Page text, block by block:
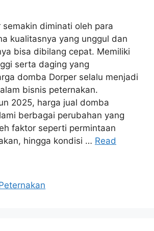
semakin diminati oleh para
kualitasnya yang unggul dan
bisa dibilang cepat. Memiliki
serta daging yang
domba Dorper selalu menjadi
bisnis peternakan.
2025, harga jual domba
berbagai perubahan yang
faktor seperti permintaan
hingga kondisi … Read